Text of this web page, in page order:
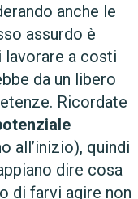
anche le
assurdo è
lavorare a costi
da un libero
Ricordate
all’inizio), quindi
dire cosa
di farvi agire non